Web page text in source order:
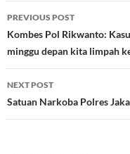
Post
navigation
PREVIOUS POST
Kombes Pol Rikwanto:
minggu depan kita limpah
NEXT POST
Satuan Narkoba Polres